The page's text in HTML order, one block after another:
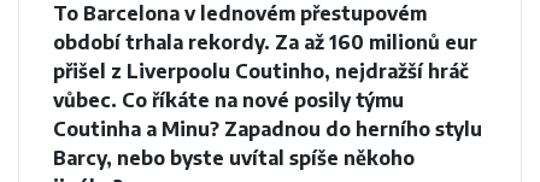
To Barcelona v lednovém přestupovém
období trhala rekordy. Za až 160 milionů eur
přišel z Liverpoolu Coutinho, nejdražší hráč
vůbec. Co říkáte na nové posily týmu
Coutinha a Minu? Zapadnou do herního stylu
Barcy, nebo byste uvítal spíše někoho